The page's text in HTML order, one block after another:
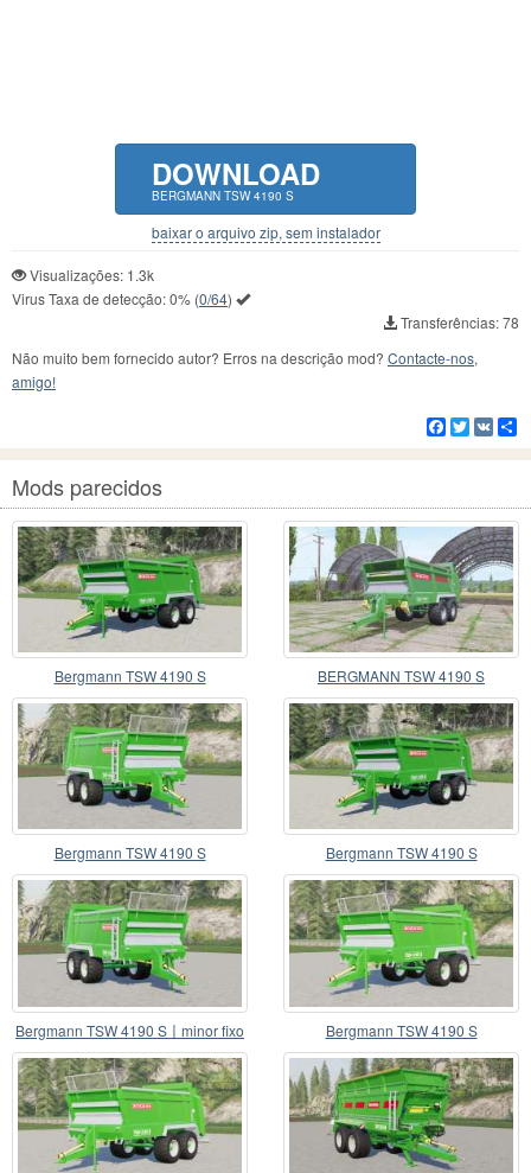
DOWNLOAD
BERGMANN TSW 4190 S
baixar o arquivo zip, sem instalador
Visualizações: 1.3k
Virus Taxa de detecção:0% (0/64)
Transferências: 78
Não muito bem fornecido autor? Erros na descrição mod? Contacte-nos,
amigo!
Facebook
Twitter
VK
Mods parecidos
Bergmann TSW 4190 S BERGMANN TSW 4190 S
Bergmann TSW 4190 S Bergmann TSW 4190 S
Bergmann TSW 4190 S〡minor fixo
e melhorias
Bergmann TSW 4190 S